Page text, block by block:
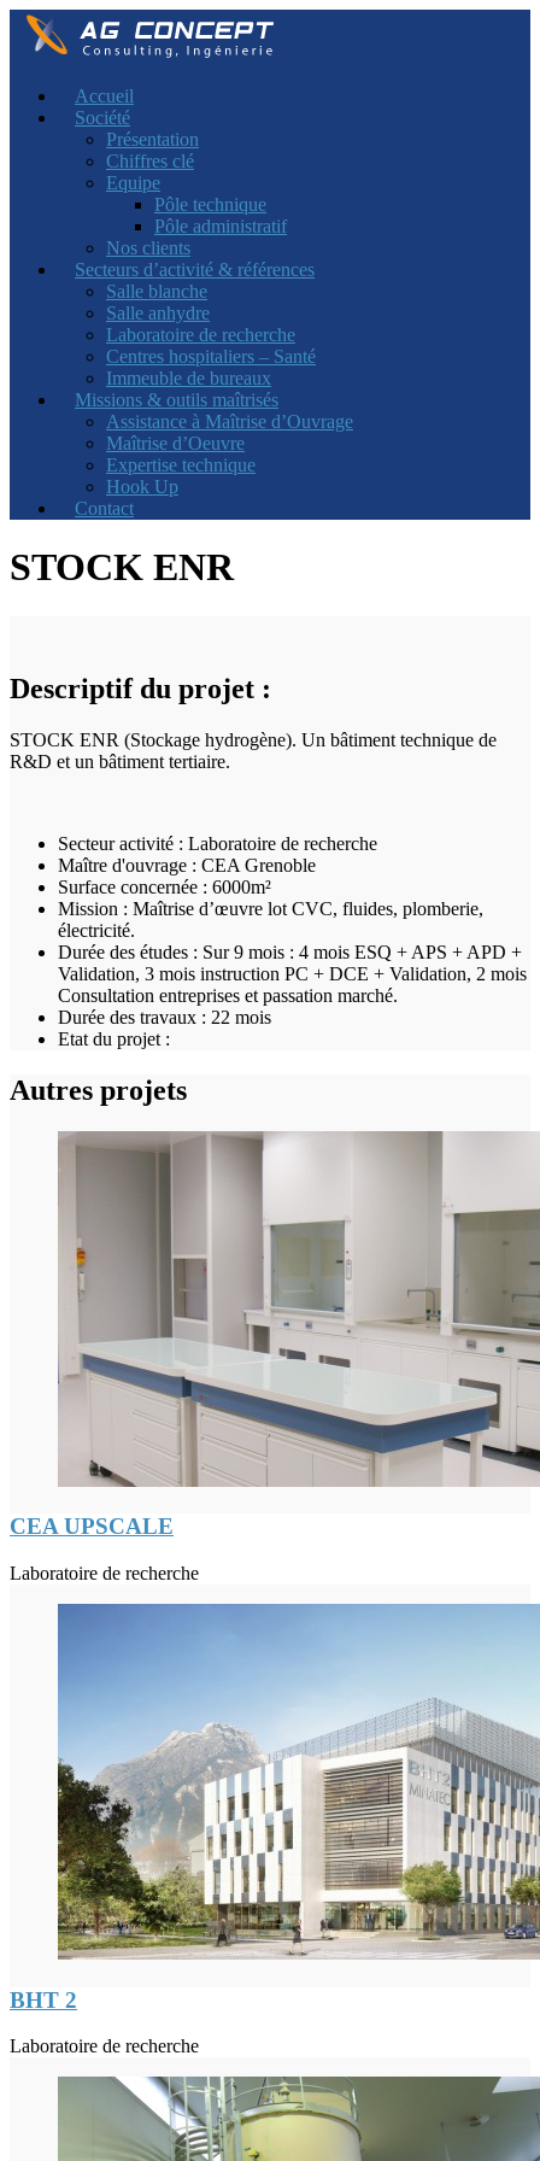
Accueil
Société
Présentation
Chiffres clé
Equipe
Pôle technique
Pôle administratif
Nos clients
Secteurs d’activité & références
Salle blanche
Salle anhydre
Laboratoire de recherche
Centres hospitaliers – Santé
Immeuble de bureaux
Missions & outils maîtrisés
Assistance à Maîtrise d’Ouvrage
Maîtrise d’Oeuvre
Expertise technique
Hook Up
Contact
STOCK ENR
Descriptif du projet :
STOCK ENR (Stockage hydrogène). Un bâtiment technique de
R&D et un bâtiment tertiaire.
Secteur activité : Laboratoire de recherche
Maître d'ouvrage : CEA Grenoble
Surface concernée : 6000m²
Mission : Maîtrise d’œuvre lot CVC, fluides, plomberie,
électricité.
Durée des études : Sur 9 mois : 4 mois ESQ + APS + APD +
Validation, 3 mois instruction PC + DCE + Validation, 2 mois
Consultation entreprises et passation marché.
Durée des travaux : 22 mois
Etat du projet :
Autres projets
CEA UPSCALE
Laboratoire de recherche
BHT 2
Laboratoire de recherche